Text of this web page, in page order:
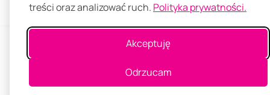
treści oraz analizować ruch. Polityka prywatności.
Akceptuję
Odrzucam